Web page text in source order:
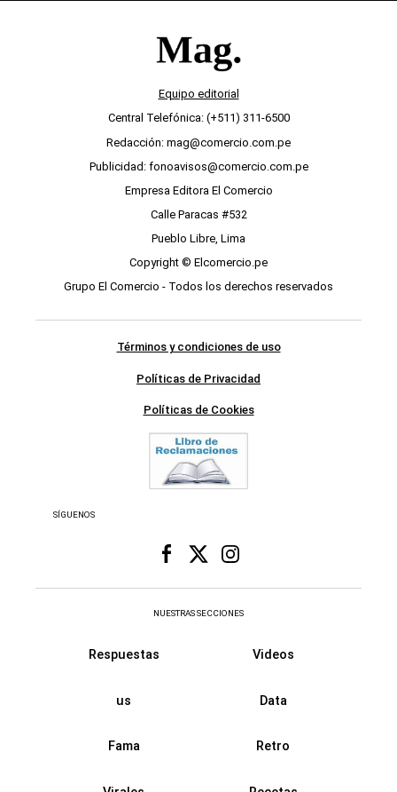
Equipo editorial
Central Telefónica: (+511) 311-6500
Redacción: mag@comercio.com.pe
Publicidad: fonoavisos@comercio.com.pe
Empresa Editora El Comercio
Calle Paracas #532
Pueblo Libre, Lima
Copyright © Elcomercio.pe
Grupo El Comercio - Todos los derechos reservados
Términos y condiciones de uso
Políticas de Privacidad
Políticas de Cookies
SÍGUENOS
NUESTRAS SECCIONES
Respuestas Videos
us Data
Fama Retro